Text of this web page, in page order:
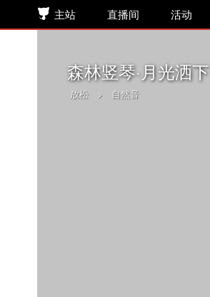
主站 直播间 活动
森林竖琴·月光洒下
放松 > 自然音